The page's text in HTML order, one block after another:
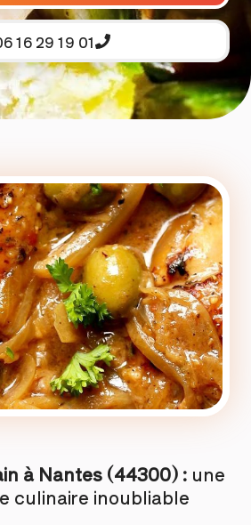
16 29 19 01
à Nantes (44300) : une
culinaire inoubliable